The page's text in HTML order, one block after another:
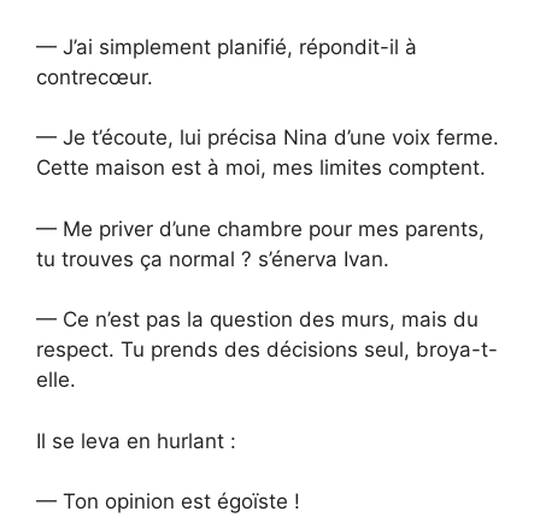
— J’ai simplement planifié, répondit-il à
contrecœur.
— Je t’écoute, lui précisa Nina d’une voix ferme.
Cette maison est à moi, mes limites comptent.
— Me priver d’une chambre pour mes parents,
tu trouves ça normal ? s’énerva Ivan.
— Ce n’est pas la question des murs, mais du
respect. Tu prends des décisions seul, broya-t-
elle.
Il se leva en hurlant :
— Ton opinion est égoïste !